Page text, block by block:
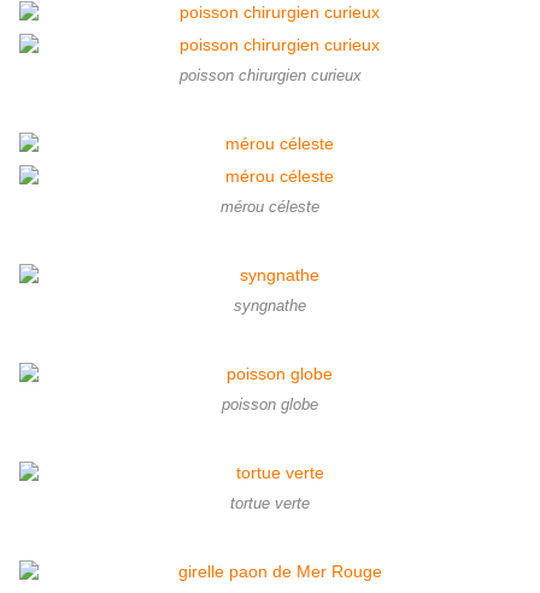
poisson chirurgien curieux
mérou céleste
syngnathe
poisson globe
tortue verte